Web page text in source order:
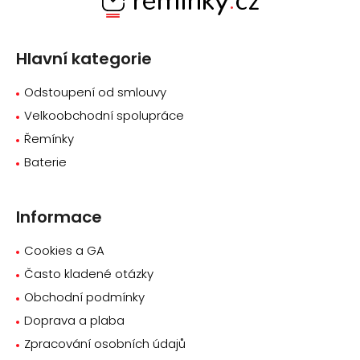
Hlavní kategorie
Odstoupení od smlouvy
Velkoobchodní spolupráce
Řemínky
Baterie
Informace
Cookies a GA
Často kladené otázky
Obchodní podmínky
Doprava a plaba
Zpracování osobních údajů